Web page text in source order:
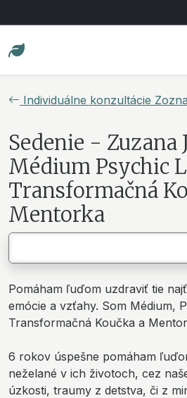
Individuálne konzultácie
Sedenie - Zuzana
Médium Psychic
Transformačná
Mentorka
Pomáham ľuďom uzdraviť tie
emócie a vzťahy. Som Médium,
Transformačná Koučka a
6 rokov úspešne pomáham
neželané v ich životoch, cez
úzkosti, traumy z detstva, či z